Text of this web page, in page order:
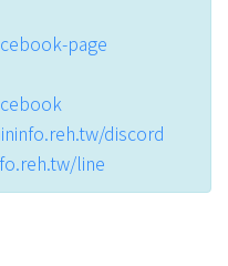
page
discord
line